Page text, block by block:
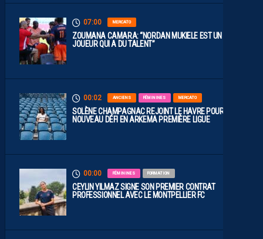
07:00 MERCATO
ZOUMANA CAMARA: “NORDAN MUKIELE EST UN
JOUEUR QUI A DU TALENT”
00:02 ANCIENS FÉMININES MERCATO
SOLÈNE CHAMPAGNAC REJOINT LE HAVRE POUR UN
NOUVEAU DÉFI EN ARKEMA PREMIÈRE LIGUE
00:00 FÉMININES FORMATION
CEYLIN YILMAZ SIGNE SON PREMIER CONTRAT
PROFESSIONNEL AVEC LE MONTPELLIER FC